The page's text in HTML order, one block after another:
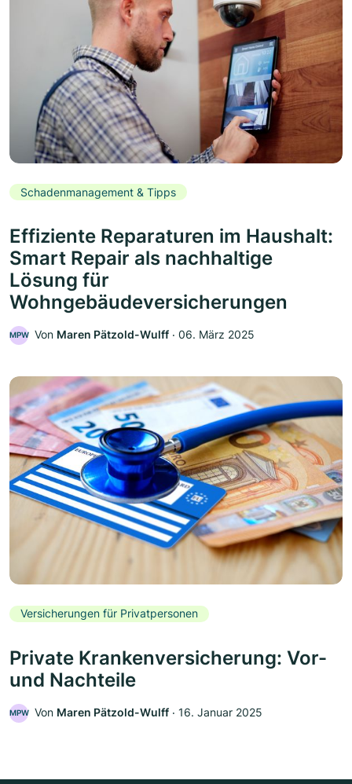
Schadenmanagement & Tipps
Effiziente Reparaturen im Haushalt:
Smart Repair als nachhaltige
Lösung für
Wohngebäudeversicherungen
MPW Von Maren Pätzold-Wulff ‧ 06. März 2025
Versicherungen für Privatpersonen
Private Krankenversicherung: Vor-
und Nachteile
MPW Von Maren Pätzold-Wulff ‧ 16. Januar 2025